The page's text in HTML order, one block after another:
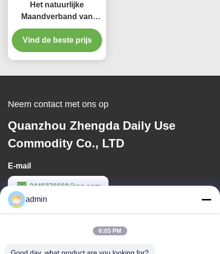
Het natuurlijke
Maandverband van
Anionvrouwen vult
Beschikbaar Zacht
Comfortabel Katoen op
Vind de beste prijs
Neem contact met ons op
Quanzhou Zhengda Daily Use
Commodity Co., LTD
E-mail
2446376668@qq.com
Werktijd
admin
6:05 PM